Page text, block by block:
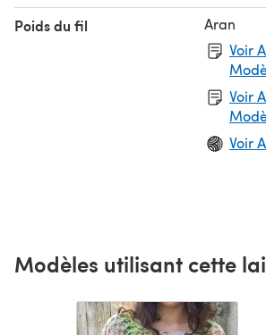
Poids du fil
Aran
Voir
Voir
Voir
Modèles utilisant cette